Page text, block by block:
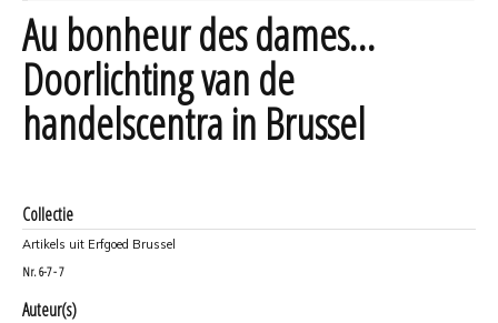
Au bonheur des dames…
Doorlichting van de
handelscentra in Brussel
Collectie
Artikels uit Erfgoed Brussel
Nr. 6-7 - 7
Auteur(s)